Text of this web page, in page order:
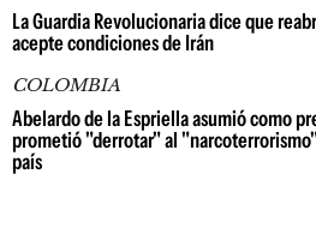
La Guardia Revolucionaria dice que
acepte condiciones de Irán
COLOMBIA
Abelardo de la Espriella asumió como
prometió "derrotar" al
país